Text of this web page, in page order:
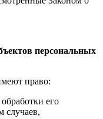
персональных
право:
его
случаев,